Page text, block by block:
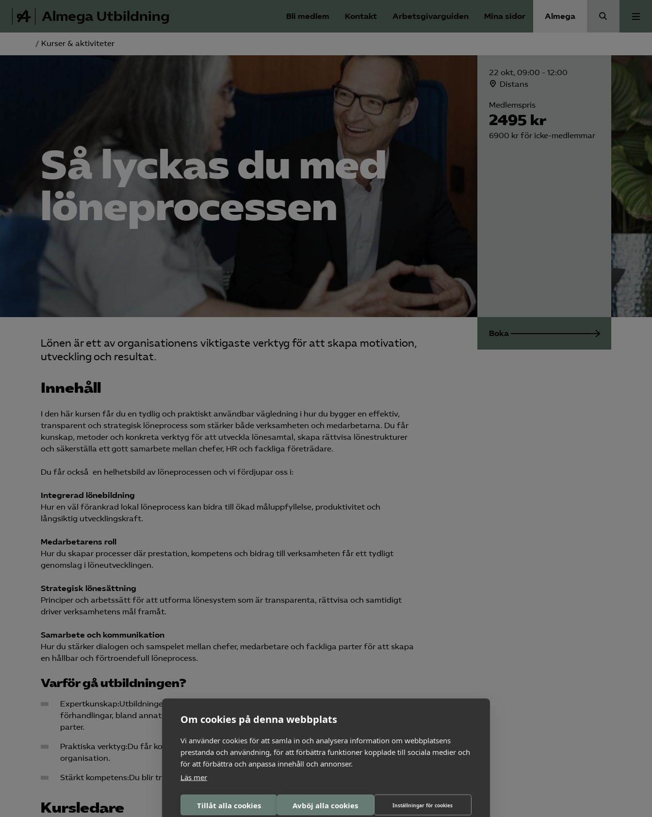
Om cookies på denna webbplats
Vi använder cookies för att samla in och analysera information om webbplatsens
prestanda och användning, för att förbättra funktioner kopplade till sociala medier och
för att förbättra och anpassa innehåll och annonser.
Läs mer
Tillåt alla cookies Avböj alla cookies Inställningar för cookies
Almega Utbildning Bli medlem Kontakt Arbetsgivarguiden Mina sidor Almega
Våra frågor
Skoljuridik
Sök på almegautbildning.se
/ Kurser & aktiviteter
Så lyckas du med
löneprocessen
Lönen är ett av organisationens viktigaste verktyg för att skapa motivation,
utveckling och resultat.
Innehåll
I den här kursen får du en tydlig och praktiskt användbar vägledning i hur du bygger en effektiv,
transparent och strategisk löneprocess som stärker både verksamheten och medarbetarna. Du får
kunskap, metoder och konkreta verktyg för att utveckla lönesamtal, skapa rättvisa lönestrukturer
och säkerställa ett gott samarbete mellan chefer, HR och fackliga företrädare.
Du får också en helhetsbild av löneprocessen och vi fördjupar oss i:
Integrerad lönebildning
Hur en väl förankrad lokal löneprocess kan bidra till ökad måluppfyllelse, produktivitet och
långsiktig utvecklingskraft.
Medarbetarens roll
Hur du skapar processer där prestation, kompetens och bidrag till verksamheten får ett tydligt
genomslag i löneutvecklingen.
Strategisk lönesättning
Principer och arbetssätt för att utforma lönesystem som är transparenta, rättvisa och samtidigt
driver verksamhetens mål framåt.
Samarbete och kommunikation
Hur du stärker dialogen och samspelet mellan chefer, medarbetare och fackliga parter för att skapa
en hållbar och förtroendefull löneprocess.
Varför gå utbildningen?
Expertkunskap:Utbildningen leds av experter med lång erfarenhet av lönebildning och
förhandlingar, bland annat från arbetet med att teckna löneavtal tillsammans med fackliga
parter.
Praktiska verktyg:Du får konkreta metoder och mallar som du direkt kan använda i din egen
organisation.
Stärkt kompetens:Du blir tryggare i att leda, utveckla och kvalitetssäkra hela löneprocessen.
Kursledare
22 okt, 09:00 - 12:00
Distans
Medlemspris
2495 kr
6900 kr för icke-medlemmar
Boka